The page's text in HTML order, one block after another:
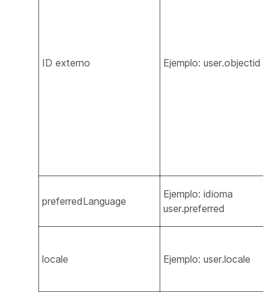
ID externo Ejemplo: user.objectid
preferredLanguage
Ejemplo: idioma
user.preferred
locale Ejemplo: user.locale